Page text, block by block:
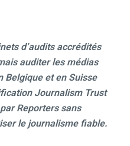
d’audits accrédités
auditer les médias
Belgique et en Suisse
Journalism Trust
Reporters sans
le journalisme fiable.